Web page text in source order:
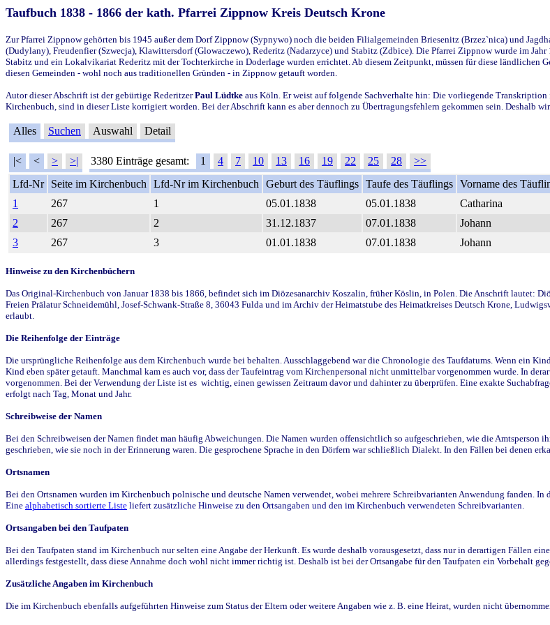
Taufbuch 1838 - 1866 der kath. Pfarrei Zippnow Kreis Deutsch Krone
Zur Pfarrei Zippnow gehörten bis 1945 außer dem Dorf Zippnow (Sypnywo) noch die beiden Filialgemeinden Briesenitz (Brzez`nica) und
(Dudylany), Freudenfier (Szwecja), Klawittersdorf (Glowaczewo), Rederitz (Nadarzyce) und Stabitz (Zdbice). Die Pfarrei Zippnow wurde im
Stabitz und ein Lokalvikariat Rederitz mit der Tochterkirche in Doderlage wurden errichtet. Ab diesem Zeitpunkt, müssen für diese ländlichen
diesen Gemeinden - wohl noch aus traditionellen Gründen - in Zippnow getauft worden.
Autor dieser Abschrift ist der gebürtige RederitzerPaul Lüdtke aus Köln. Er weist auf folgende Sachverhalte hin: Die vorliegende
Kirchenbuch, sind in dieser Liste korrigiert worden. Bei der Abschrift kann es aber dennoch zu Übertragungsfehlern gekommen sein. Deshalb
Alles Suchen Auswahl Detail
|< < > >| 3380 Einträge gesamt: 1 4 7 10 13 16 19 22 25 28
>>
Lfd-Nr
Seite im Kirchenbuch Lfd-Nr im Kirchenbuch Geburt des Täuflings Taufe des Täuflings Vorname des
1
267 1 05.01.1838 05.01.1838 Catharina
2
267 2 31.12.1837 07.01.1838 Johann
3
267 3 01.01.1838 07.01.1838 Johann
Hinweise zu den Kirchenbüchern
Das Original-Kirchenbuch von Januar 1838 bis 1866, befindet sich im Diözesanarchiv Koszalin, früher Köslin, in Polen. Die Anschrift lautet:
Freien Prälatur Schneidemühl, Josef-Schwank-Straße 8, 36043 Fulda und im Archiv der Heimatstube des Heimatkreises Deutsch Krone,
erlaubt.
Die Reihenfolge der Einträge
Die ursprüngliche Reihenfolge aus dem Kirchenbuch wurde bei behalten. Ausschlaggebend war die Chronologie des Taufdatums. Wenn ein
Kind eben später getauft. Manchmal kam es auch vor, dass der Taufeintrag vom Kirchenpersonal nicht unmittelbar vorgenommen wurde. In
vorgenommen. Bei der Verwendung der Liste ist es wichtig, einen gewissen Zeitraum davor und dahinter zu überprüfen. Eine exakte
erfolgt nach Tag, Monat und Jahr.
Schreibweise der Namen
Bei den Schreibweisen der Namen findet man häufig Abweichungen. Die Namen wurden offensichtlich so aufgeschrieben, wie die Amtsperson
geschrieben, wie sie noch in der Erinnerung waren. Die gesprochene Sprache in den Dörfern war schließlich Dialekt. In den Fällen bei denen
Ortsnamen
Bei den Ortsnamen wurden im Kirchenbuch polnische und deutsche Namen verwendet, wobei mehrere Schreibvarianten Anwendung fanden.
Eine alphabetisch sortierte Liste liefert zusätzliche Hinweise zu den Ortsangaben und den im Kirchenbuch verwendeten Schreibvarianten.
Ortsangaben bei den Taufpaten
Bei den Taufpaten stand im Kirchenbuch nur selten eine Angabe der Herkunft. Es wurde deshalb vorausgesetzt, dass nur in derartigen Fällen
allerdings festgestellt, dass diese Annahme doch wohl nicht immer richtig ist. Deshalb ist bei der Ortsangabe für den Taufpaten ein Vorbehalt
Zusätzliche Angaben im Kirchenbuch
Die im Kirchenbuch ebenfalls aufgeführten Hinweise zum Status der Eltern oder weitere Angaben wie z. B. eine Heirat, wurden nicht